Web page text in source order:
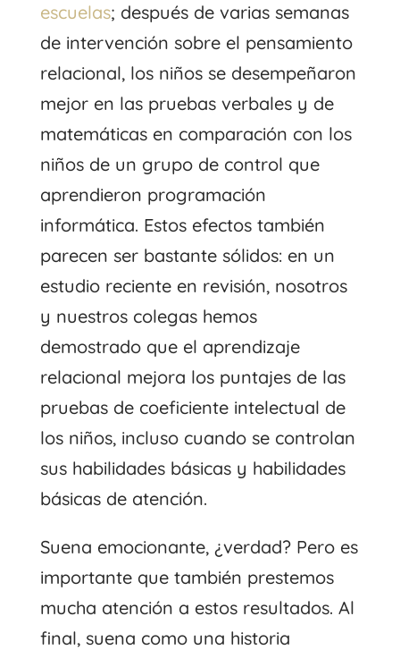
escuelas; después de varias semanas
de intervención sobre el pensamiento
relacional, los niños se desempeñaron
mejor en las pruebas verbales y de
matemáticas en comparación con los
niños de un grupo de control que
aprendieron programación
informática. Estos efectos también
parecen ser bastante sólidos: en un
estudio reciente en revisión, nosotros
y nuestros colegas hemos
demostrado que el aprendizaje
relacional mejora los puntajes de las
pruebas de coeficiente intelectual de
los niños, incluso cuando se controlan
sus habilidades básicas y habilidades
básicas de atención.
Suena emocionante, ¿verdad? Pero es
importante que también prestemos
mucha atención a estos resultados. Al
final, suena como una historia